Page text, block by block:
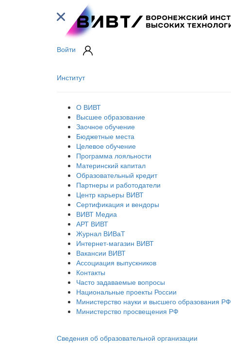
Войти
Институт
О ВИВТ
Высшее образование
Заочное обучение
Бюджетные места
Целевое обучение
Программа лояльности
Материнский капитал
Образовательный кредит
Партнеры и работодатели
Центр карьеры ВИВТ
Сертификация и вендоры
ВИВТ Медиа
АРТ ВИВТ
Журнал ВИВаТ
Интернет-магазин ВИВТ
Вакансии ВИВТ
Ассоциация выпускников
Контакты
Часто задаваемые вопросы
Национальные проекты России
Министерство науки и высшего образования РФ
Министерство просвещения РФ
Сведения об образовательной организации